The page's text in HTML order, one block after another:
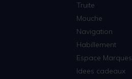
Truite
Mouche
Navigation
Habillement
Espace Marques
Idees cadeaux